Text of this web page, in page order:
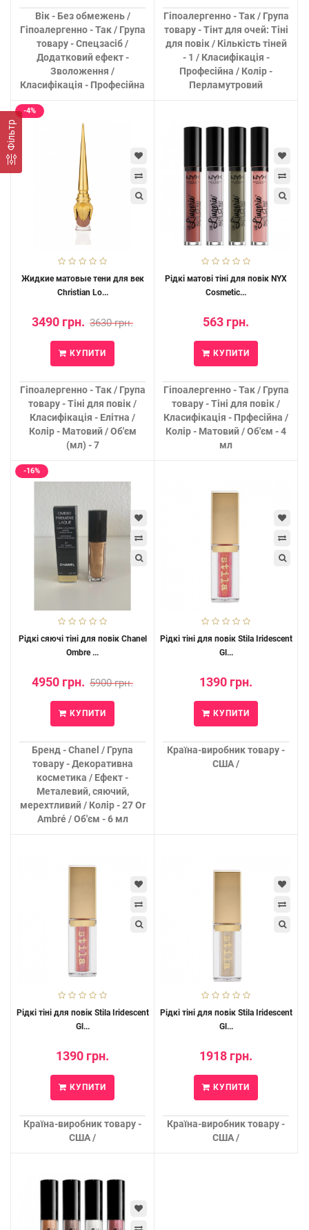
Фільтр
Вік - Без обмежень /
Гіпоалергенно - Так / Група
товару - Спецзасіб /
Додатковий ефект -
Зволоження /
Класифікація - Професійна
Гіпоалергенно - Так / Група
товару - Тінт для очей: Тіні
для повік / Кількість тіней
- 1 / Класифікація -
Професійна / Колір -
Перламутровий
-4%
Жидкие матовые тени для век
Christian Lo...
3490 грн. 3630 грн.
КУПИТИ
Гіпоалергенно - Так / Група
товару - Тіні для повік /
Класифікація - Елітна /
Колір - Матовий / Об'єм
(мл) - 7
Рідкі матові тіні для повік NYX
Cosmetic...
563 грн.
КУПИТИ
Гіпоалергенно - Так / Група
товару - Тіні для повік /
Класифікація - Прфесійна /
Колір - Матовий / Об'єм - 4
мл
-16%
Рідкі сяючі тіні для повік Chanel
Ombre ...
4950 грн. 5900 грн.
КУПИТИ
Бренд - Chanel / Група
товару - Декоративна
косметика / Ефект -
Металевий, сяючий,
мерехтливий / Колір - 27 Or
Ambré / Об'єм - 6 мл
Рідкі тіні для повік Stila Iridescent
Gl...
1390 грн.
КУПИТИ
Країна-виробник товару -
США /
Рідкі тіні для повік Stila Iridescent
Gl...
1390 грн.
КУПИТИ
Країна-виробник товару -
США /
Рідкі тіні для повік Stila Iridescent
Gl...
1918 грн.
КУПИТИ
Країна-виробник товару -
США /